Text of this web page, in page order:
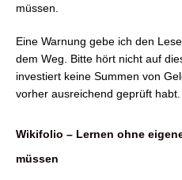
müssen.
Eine Warnung gebe ich den
dem Weg. Bitte hört nicht auf
investiert keine Summen von
vorher ausreichend geprüft habt.
Wikifolio – Lernen ohne
müssen